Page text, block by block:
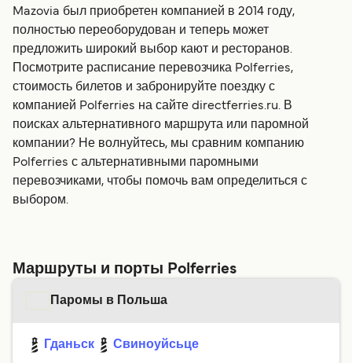
Mazovia был приобретен компанией в 2014 году,
полностью переоборудован и теперь может
предложить широкий выбор кают и ресторанов.
Посмотрите расписание перевозчика Polferries,
стоимость билетов и забронируйте поездку с
компанией Polferries на сайте directferries.ru. В
поисках альтернативного маршрута или паромной
компании? Не волнуйтесь, мы сравним компанию
Polferries с альтернативными паромными
перевозчиками, чтобы помочь вам определиться с
выбором.
Маршруты и порты Polferries
Паромы в Польша
Гданьск Свиноуйсьце